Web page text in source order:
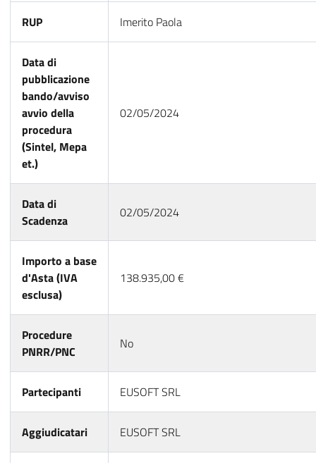
RUP Imerito Paola
Data di
pubblicazione
bando/avviso
avvio della
procedura
(Sintel, Mepa
et.)
02/05/2024
Data di
Scadenza
02/05/2024
Importo a base
d'Asta (IVA
esclusa)
138.935,00 €
Procedure
PNRR/PNC
No
Partecipanti EUSOFT SRL
Aggiudicatari EUSOFT SRL